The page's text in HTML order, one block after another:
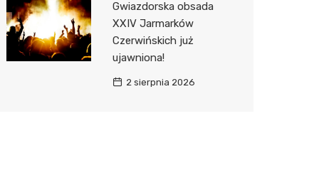
Gwiazdorska obsada
XXIV Jarmarków
Czerwińskich już
ujawniona!
2 sierpnia 2026